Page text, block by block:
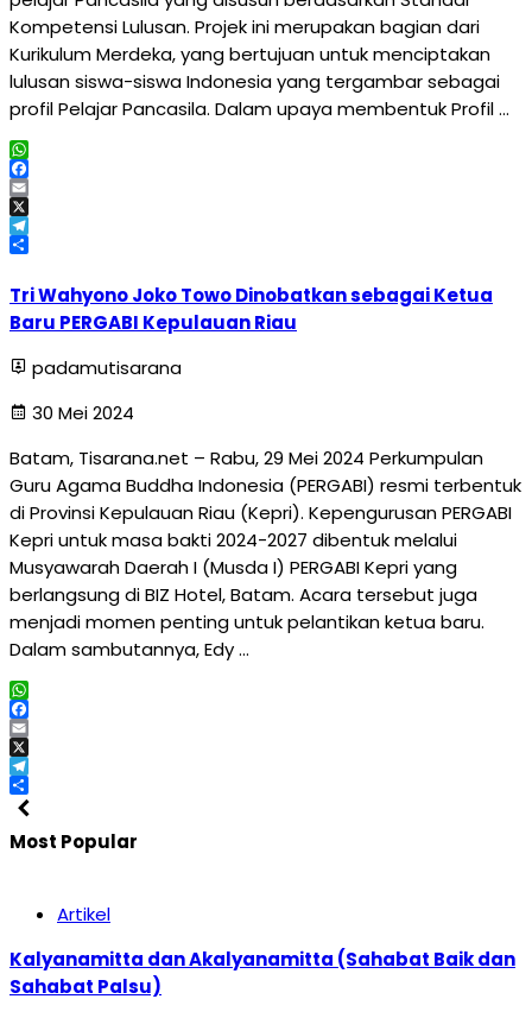
Kompetensi Lulusan. Projek ini merupakan bagian dari
Kurikulum Merdeka, yang bertujuan untuk menciptakan
lulusan siswa-siswa Indonesia yang tergambar sebagai
profil Pelajar Pancasila. Dalam upaya membentuk Profil …
WhatsApp
Facebook
Email
X
Telegram
Tri Wahyono Joko Towo Dinobatkan sebagai Ketua
Baru PERGABI Kepulauan Riau
padamutisarana
30 Mei 2024
Batam, Tisarana.net – Rabu, 29 Mei 2024 Perkumpulan
Guru Agama Buddha Indonesia (PERGABI) resmi terbentuk
di Provinsi Kepulauan Riau (Kepri). Kepengurusan PERGABI
Kepri untuk masa bakti 2024-2027 dibentuk melalui
Musyawarah Daerah I (Musda I) PERGABI Kepri yang
berlangsung di BIZ Hotel, Batam. Acara tersebut juga
menjadi momen penting untuk pelantikan ketua baru.
Dalam sambutannya, Edy …
WhatsApp
Facebook
Email
X
Telegram
Share
Most Popular
Artikel
Kalyanamitta dan Akalyanamitta (Sahabat Baik dan
Sahabat Palsu)